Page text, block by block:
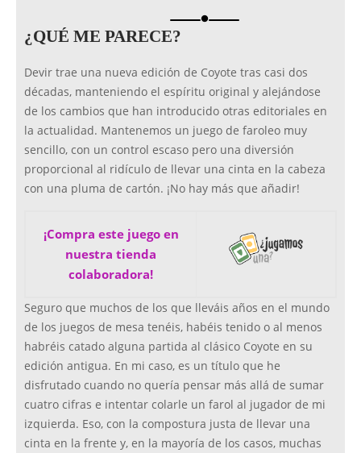
brightness_1
¿QUÉ ME PARECE?
Devir trae una nueva edición de Coyote tras casi dos
décadas, manteniendo el espíritu original y alejándose
de los cambios que han introducido otras editoriales en
la actualidad. Mantenemos un juego de faroleo muy
sencillo, con un control escaso pero una diversión
proporcional al ridículo de llevar una cinta en la cabeza
con una pluma de cartón. ¡No hay más que añadir!
¡Compra este juego en
nuestra tienda
colaboradora!
Seguro que muchos de los que lleváis años en el mundo
de los juegos de mesa tenéis, habéis tenido o al menos
habréis catado alguna partida al clásico Coyote en su
edición antigua. En mi caso, es un título que he
disfrutado cuando no quería pensar más allá de sumar
cuatro cifras e intentar colarle un farol al jugador de mi
izquierda. Eso, con la compostura justa de llevar una
cinta en la frente y, en la mayoría de los casos, muchas